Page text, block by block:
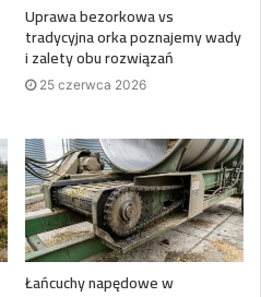
Uprawa bezorkowa vs
tradycyjna orka poznajemy wady
i zalety obu rozwiązań
25 czerwca 2026
Łańcuchy napędowe w